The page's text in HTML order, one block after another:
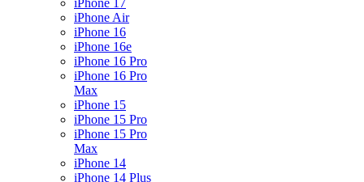
iPhone 17
iPhone Air
iPhone 16
iPhone 16e
iPhone 16 Pro
iPhone 16 Pro
Max
iPhone 15
iPhone 15 Pro
iPhone 15 Pro
Max
iPhone 14
iPhone 14 Plus